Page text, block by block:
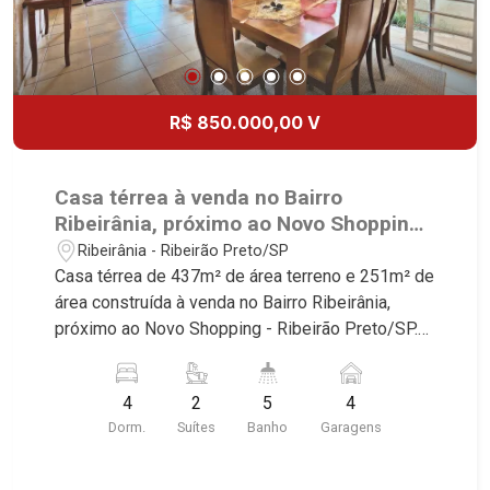
Boa Vista | Ribeirão Preto.
R$ 850.000,00 V
Casa térrea à venda no Bairro
Ribeirânia, próximo ao Novo Shopping -
Ribeirão Preto/SP.
Ribeirânia - Ribeirão Preto/SP
Casa térrea de 437m² de área terreno e 251m² de
área construída à venda no Bairro Ribeirânia,
próximo ao Novo Shopping - Ribeirão Preto/SP.
Martinelli Imobiliária selecionou para você: -
437m² de área terreno e 251m² de área
construída - 4 dormitórios sendo 2 suítes com
4
Dorm.
2
Suítes
5
Banho
4
Garagens